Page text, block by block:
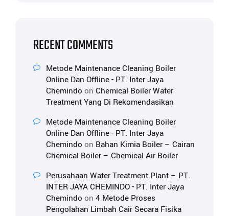
RECENT COMMENTS
Metode Maintenance Cleaning Boiler
Online Dan Offline - PT. Inter Jaya
Chemindo on Chemical Boiler Water
Treatment Yang Di Rekomendasikan
Metode Maintenance Cleaning Boiler
Online Dan Offline - PT. Inter Jaya
Chemindo on Bahan Kimia Boiler – Cairan
Chemical Boiler – Chemical Air Boiler
Perusahaan Water Treatment Plant – PT.
INTER JAYA CHEMINDO - PT. Inter Jaya
Chemindo on 4 Metode Proses
Pengolahan Limbah Cair Secara Fisika